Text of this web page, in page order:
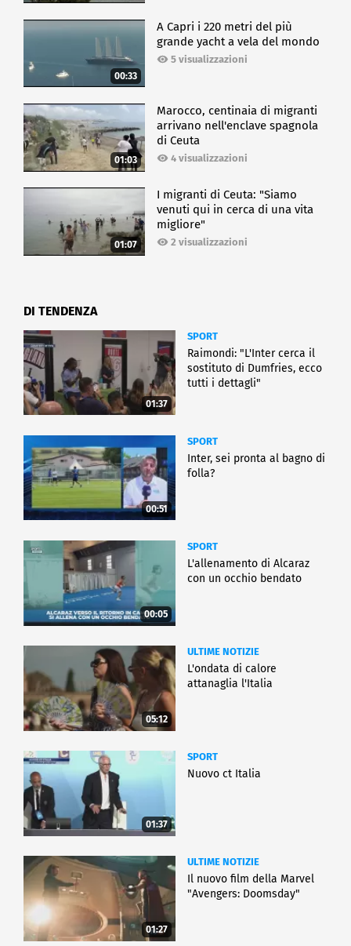
00:33
A Capri i 220 metri del più
grande yacht a vela del mondo
5 visualizzazioni
01:03
Marocco, centinaia di migranti
arrivano nell'enclave spagnola
di Ceuta
4 visualizzazioni
01:07
I migranti di Ceuta: "Siamo
venuti qui in cerca di una vita
migliore"
2 visualizzazioni
DI TENDENZA
01:37
SPORT
Raimondi: "L'Inter cerca il
sostituto di Dumfries, ecco
tutti i dettagli"
00:51
SPORT
Inter, sei pronta al bagno di
folla?
00:05
SPORT
L'allenamento di Alcaraz
con un occhio bendato
05:12
ULTIME NOTIZIE
L'ondata di calore
attanaglia l'Italia
01:37
SPORT
Nuovo ct Italia
01:27
ULTIME NOTIZIE
Il nuovo film della Marvel
"Avengers: Doomsday"